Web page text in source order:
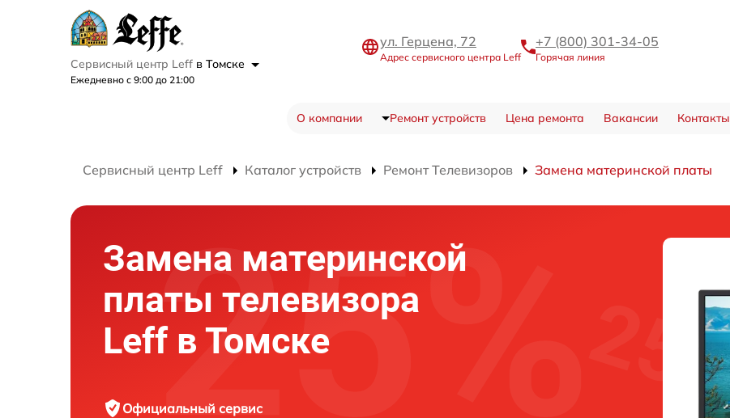
Сервисный центр Leff в Томске
Ежедневно с 9:00 до 21:00
ул. Герцена, 72
Адрес сервисного центра Leff
+7 (800) 301-34-05
Горячая линия
О компании Ремонт устройств Цена ремонта Вакансии Контакты
Сервисный центр Leff Каталог устройств Ремонт Телевизоров Замена материнской платы
Замена материнской
платы телевизора
Leff в Томске
Официальный сервис